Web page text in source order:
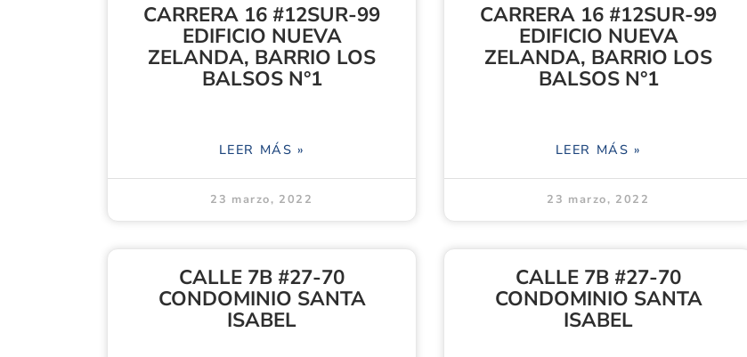
CARRERA 16 #12SUR-99
EDIFICIO NUEVA
ZELANDA, BARRIO LOS
BALSOS N°1
LEER MÁS »
23 marzo, 2022
CARRERA 16 #12SUR-99
EDIFICIO NUEVA
ZELANDA, BARRIO LOS
BALSOS N°1
LEER MÁS »
23 marzo, 2022
CALLE 7B #27-70
CONDOMINIO SANTA
ISABEL
CALLE 7B #27-70
CONDOMINIO SANTA
ISABEL